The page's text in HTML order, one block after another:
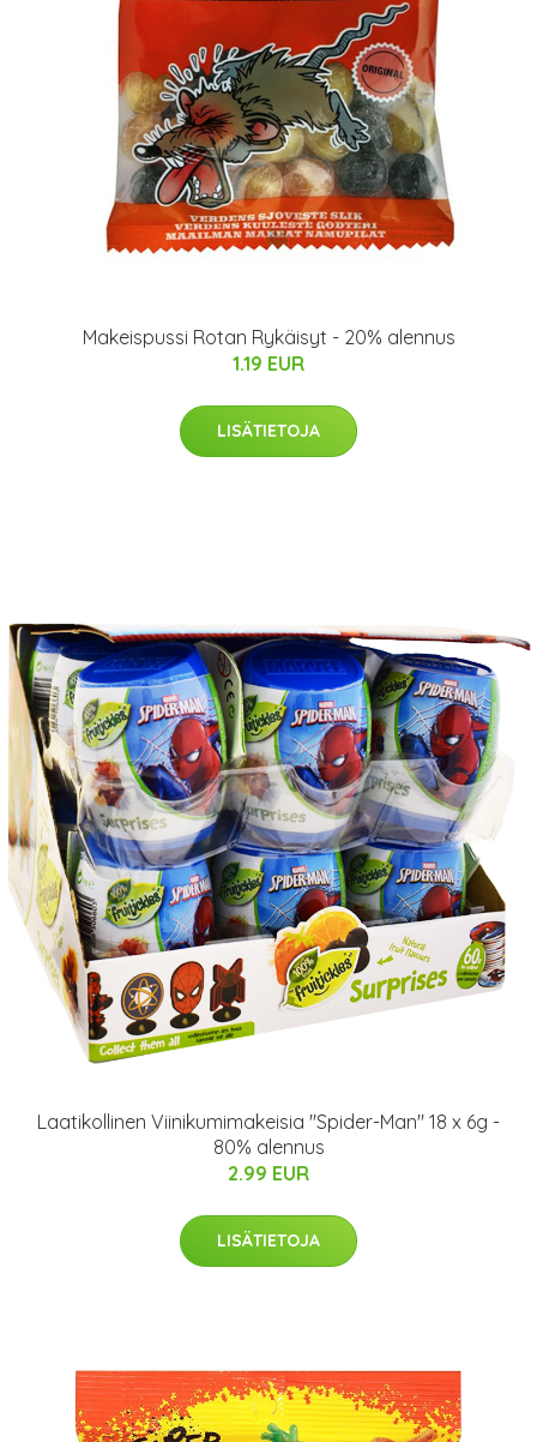
Makeispussi Rotan Rykäisyt - 20% alennus
1.19 EUR
LISÄTIETOJA
Laatikollinen Viinikumimakeisia "Spider-Man" 18 x 6g -
80% alennus
2.99 EUR
LISÄTIETOJA